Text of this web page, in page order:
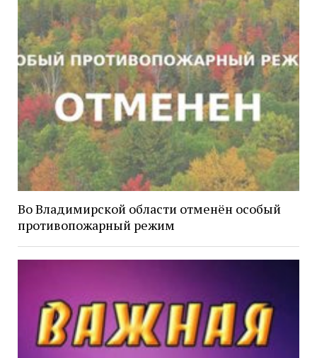
Во Владимирской области отменён особый
противопожарный режим